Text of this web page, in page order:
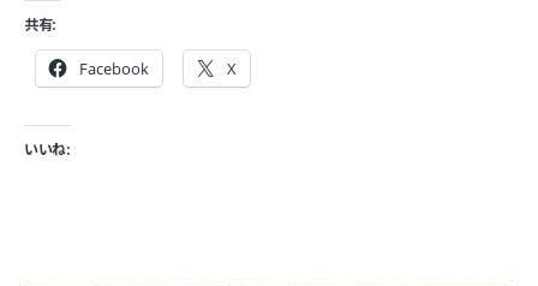
共有:
Facebook X
いいね: